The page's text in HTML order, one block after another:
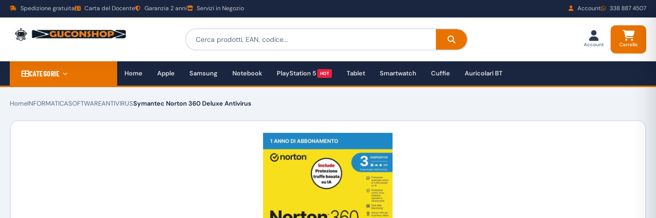
Spedizione gratuita Carta del Docente Garanzia 2 anni Servizi in Negozio Account 338 887 4507
Account Carrello
CATEGORIE Home Apple Samsung Notebook PlayStation 5 HOT Tablet Smartwatch Cuffie Auricolari BT
HomeINFORMATICASOFTWAREANTIVIRUSSymantec Norton 360 Deluxe Antivirus